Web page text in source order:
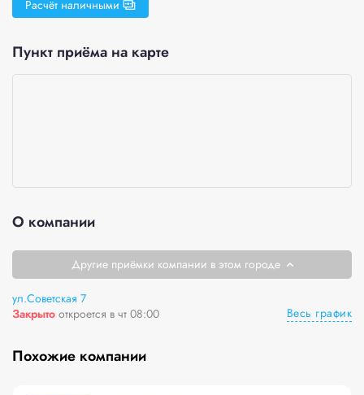
Расчёт наличными
Пункт приёма на карте
О компании
Другие приёмки компании в этом городе
ул.Советская 7
Закрыто откроется в чт 08:00 Весь график
Похожие компании